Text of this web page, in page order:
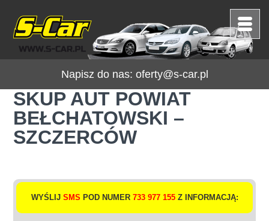
Napisz do nas: oferty@s-car.pl
SKUP AUT POWIAT
BEŁCHATOWSKI –
SZCZERCÓW
WYŚLIJ SMS POD NUMER 733 977 155Z INFORMACJĄ: